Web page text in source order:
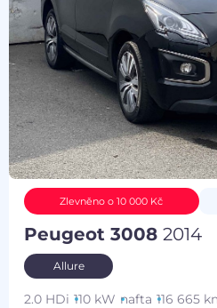
Zlevněno o 10 000 Kč
Peugeot 30082014
Allure
2.0 HDi 110 kW nafta 116 665